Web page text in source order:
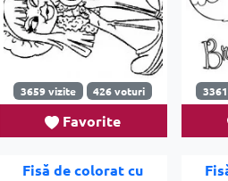
3659 vizite 426 voturi
Favorite
Fisă de colorat cu